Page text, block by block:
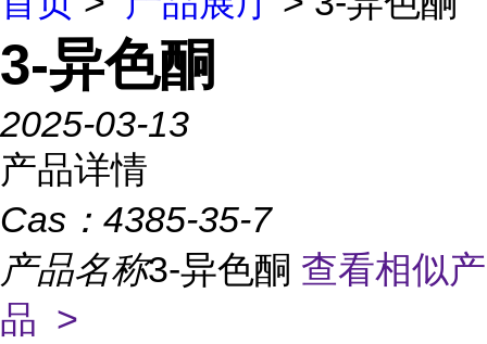
3-异色酮
2025-03-13
产品详情
Cas： 4385-35-7
产品名称3-异色酮 查看相似产
品 >